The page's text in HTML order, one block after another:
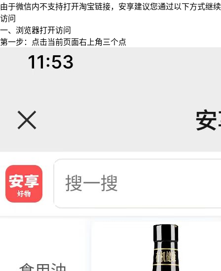
由于微信内不支持打开淘宝链接，安享建议您通过以下方式继续
访问
一、浏览器打开访问
第一步：点击当前页面右上角三个点